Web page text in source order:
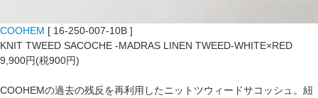
COOHEM [ 16-250-007-10B ]
KNIT TWEED SACOCHE -MADRAS LINEN TWEED-WHITE×RED
9,900円(税900円)
COOHEMの過去の残反を再利用したニットツウィードサコッシュ。紐